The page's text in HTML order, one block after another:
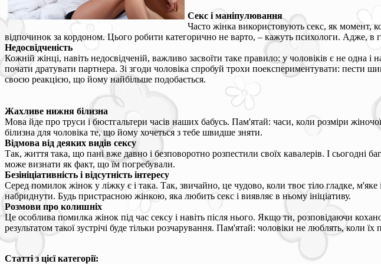
Секс і маніпулювання
Часто жінка використовують секс, як момент,
відпочинок за кордоном. Цього робити категорично не варто, – кажуть психологи. Адже,
Недосвідченість
Кожній жінці, навіть недосвідченій, важливо засвоїти таке правило: у чоловіків є не
почати дратувати партнера. Зі згоди чоловіка спробуй трохи поекспериментувати:
своєю реакцією, що йому найбільше подобається.
Жахливе нижня білизна
Мова йде про труси і бюстгальтери часів наших бабусь. Пам'ятай: часи, коли розміри
білизна для чоловіка те, що йому хочеться з тебе швидше зняти.
Відмова від деяких видів сексу
Так, життя така, що пані вже давно і безповоротно розпестили своїх кавалерів. І сьогодні
може визнати як факт, що їм погребували.
Безініціативність і відсутність інтересу
Серед помилок жінок у ліжку є і така. Так, звичайно, це чудово, коли твоє тіло гладке,
набриднути. Будь пристрасною жінкою, яка любить секс і виявляє в ньому ініціативу.
Розмови про колишніх
Це особлива помилка жінок під час сексу і навіть після нього. Якщо ти, розповідаючи
результатом такої зустрічі буде тільки розчарування. Пам'ятай: чоловіки не люблять,
Статті з цієї категорії: